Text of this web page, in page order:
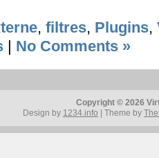
, filtres, Plugins,
| No Comments »
Copyright © 2026
Design by 1234.info | Theme by